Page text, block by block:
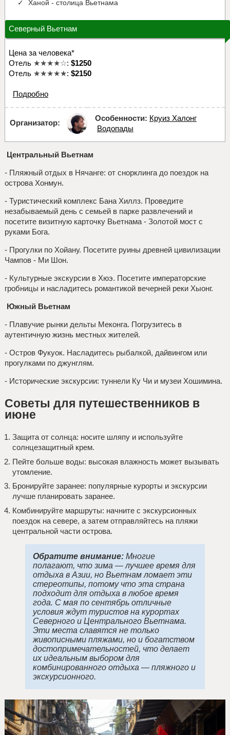
Ханой - столица Вьетнама
Северный Вьетнам
Цена за человека*
Отель ★★★★☆:$1250
Отель ★★★★★:$2150
Подробно
Организатор:
Особенности: Круиз Халонг
Водопады
Центральный Вьетнам
- Пляжный отдых в Нячанге: от снорклинга до поездок на
острова Хонмун.
- Туристический комплекс Бана Хиллз. Проведите
незабываемый день с семьей в парке развлечений и
посетите визитную карточку Вьетнама - Золотой мост с
руками Бога.
- Прогулки по Хойану. Посетите руины древней цивилизации
Чампов - Ми Шон.
- Культурные экскурсии в Хюэ. Посетите императорские
гробницы и насладитесь романтикой вечерней реки Хыонг.
Южный Вьетнам
- Плавучие рынки дельты Меконга. Погрузитесь в
аутентичную жизнь местных жителей.
- Остров Фукуок. Насладитесь рыбалкой, дайвингом или
прогулками по джунглям.
- Исторические экскурсии: туннели Ку Чи и музеи Хошимина.
Советы для путешественников в
июне
Защита от солнца: носите шляпу и используйте
солнцезащитный крем.
Пейте больше воды: высокая влажность может вызывать
утомление.
Бронируйте заранее: популярные курорты и экскурсии
лучше планировать заранее.
Комбинируйте маршруты: начните с экскурсионных
поездок на севере, а затем отправляйтесь на пляжи
центральной части острова.
Обратите внимание: Многие
полагают, что зима — лучшее время для
отдыха в Азии, но Вьетнам ломает эти
стереотипы, потому что эта страна
подходит для отдыха в любое время
года. С мая по сентябрь отличные
условия ждут туристов на курортах
Северного и Центрального Вьетнама.
Эти места славятся не только
живописными пляжами, но и богатством
достопримечательностей, что делает
их идеальным выбором для
комбинированного отдыха — пляжного и
экскурсионного.